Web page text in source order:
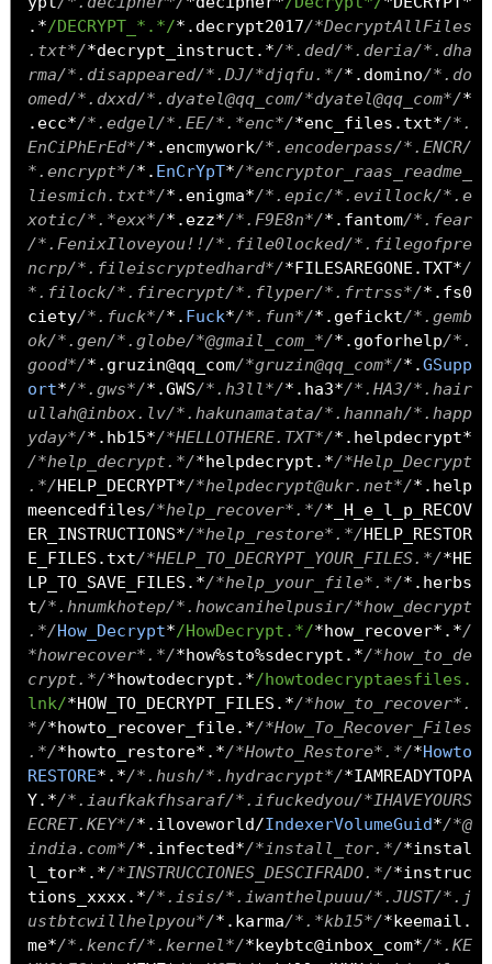
.*/DECRYPT_*.*/*. decrypt2017/*DecryptAllFiles
.txt*/*decrypt_instruct .*/*.ded/*.deria/*.dha
rma/*.disappeared/*.DJ/*djqfu.*/*. domino/*.do
omed/*.dxxd/*.dyatel@qq_com/*dyatel@qq_com*/*
. ecc*/*.edgel/*.EE/*.*enc*/*enc_files . txt*/*.
EnCiPhErEd*/*. encmywork/*.encoderpass/*.ENCR/
*.encrypt*/*. EnCrYpT*/*encryptor_raas_readme_
liesmich.txt*/*. enigma*/*.epic/*.evillock/*.e
xotic/*.*exx*/*. ezz*/*.F9E8n*/*. fantom/*.fear
/*.FenixIloveyou!!/*.file0locked/*.filegofpre
ncrp/*.fileiscryptedhard*/*FILESAREGONE .TXT*/
*.filock/*.firecrypt/*.flyper/*.frtrss*/*. fs0
ciety/*.fuck*/*. Fuck*/*.fun*/*. gefickt/*.gemb
ok/*.gen/*.globe/*@gmail_com_*/*. goforhelp/*.
good*/*. gruzin@qq_com/*gruzin@qq_com*/*.GSupp
ort*/*.gws*/*.GWS/*.h3ll*/*. ha3*/*.HA3/*.hair
ullah@inbox.lv/*.hakunamatata/*.hannah/*.happ
yday*/*. hb15*/*HELLOTHERE.TXT*/*. helpdecrypt*
/*help_decrypt.*/*helpdecrypt .*/*Help_Decrypt
.*/HELP_DECRYPT*/*helpdecrypt@ukr.net*/*. help
meencedfiles/*help_recover*.*/* _H_e_l_p_RECOV
ER_INSTRUCTIONS*/*help_restore*.*/HELP_RESTOR
E_FILES . txt/*HELP_TO_DECRYPT_YOUR_FILES.*/*HE
LP_TO_SAVE_FILES .*/*help_your_file*.*/*. herbs
t/*.hnumkhotep/*.howcanihelpusir/*how_decrypt
.*/How_Decrypt*/HowDecrypt.*/*how_recover*.*/
*howrecover*.*/*how%sto%sdecrypt .*/*how_to_de
crypt.*/*howtodecrypt .*/howtodecryptaesfiles.
lnk/*HOW_TO_DECRYPT_FILES .*/*how_to_recover*.
*/*howto_recover_file.*/*How_To_Recover_Files
.*/*howto_restore*.*/*Howto_Restore*.*/*Howto
RESTORE*.*/*.hush/*.hydracrypt*/*IAMREADYTOPA
Y.*/*.iaufkakfhsaraf/*.ifuckedyou/*IHAVEYOURS
ECRET.KEY*/*. iloveworld/IndexerVolumeGuid*/*@
india.com*/*. infected*/*install_tor.*/*instal
l_tor*.*/*INSTRUCCIONES_DESCIFRADO.*/*instruc
tions_xxxx.*/*.isis/*.iwanthelpuuu/*.JUST/*.j
ustbtcwillhelpyou*/*. karma/*.*kb15*/*keemail .
me*/*.kencf/*.kernel*/*keybtc@inbox_com*/*.KE